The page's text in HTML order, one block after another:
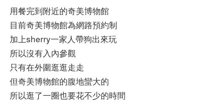
用餐完到附近的奇美博物館
目前奇美博物館為網路預約制
加上sherry一家人帶狗出來玩
所以沒有入內參觀
只有在外圍逛逛走走
但奇美博物館的腹地蠻大的
所以逛了一圈也要花不少的時間